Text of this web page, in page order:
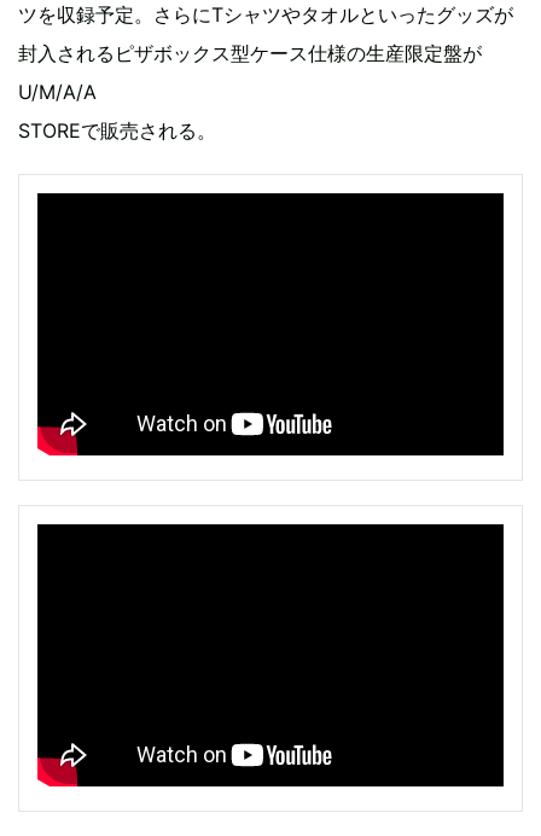
ツを収録予定。さらにTシャツやタオルといったグッズが
封入されるピザボックス型ケース仕様の生産限定盤が
U/M/A/A
STOREで販売される。